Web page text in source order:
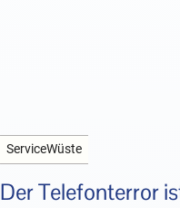
ServiceWüste
Der Telefonterror